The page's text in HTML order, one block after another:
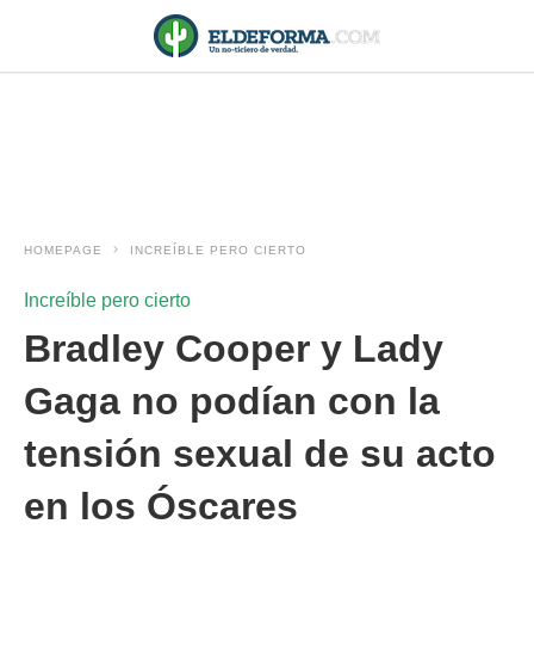
HOMEPAGE INCREÍBLE PERO CIERTO
Increíble pero cierto
Bradley Cooper y Lady
Gaga no podían con la
tensión sexual de su acto
en los Óscares